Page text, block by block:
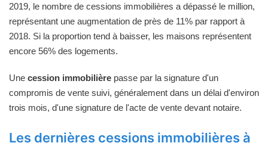
2019, le nombre de cessions immobilières a dépassé le million,
représentant une augmentation de près de 11% par rapport à
2018. Si la proportion tend à baisser, les maisons représentent
encore 56% des logements.
Une cession immobilière passe par la signature d'un
compromis de vente suivi, généralement dans un délai d'environ
trois mois, d'une signature de l'acte de vente devant notaire.
Les dernières cessions immobilières à